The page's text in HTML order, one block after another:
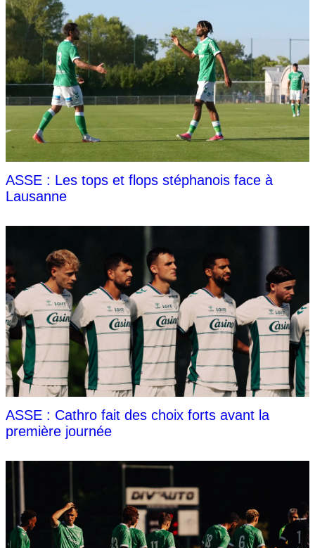
ASSE : Les tops et flops stéphanois face à
Lausanne
ASSE : Cathro fait des choix forts avant la
première journée